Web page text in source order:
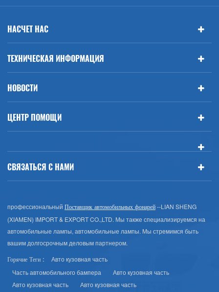
НАСЧЕТ НАС
ТЕХНИЧЕСКАЯ ИНФОРМАЦИЯ
НОВОСТИ
ЦЕНТР ПОМОЩИ
СВЯЗАТЬСЯ С НАМИ
профессиональный Поставщик автомобильных фонарей--LIAN SHENG
(XIAMEN) IMPORT & EXPORT CO.,LTD. Мы также специализируемся на
автомобильные лампы, автомобильные лампы. Мы стремимся быть
вашим долгосрочным деловым партнером.
Горячие Теги :
Авто кузовная часть
Часть автомобильного бампера
Авто кузовная часть
Авто кузовная часть
Авто кузовная часть